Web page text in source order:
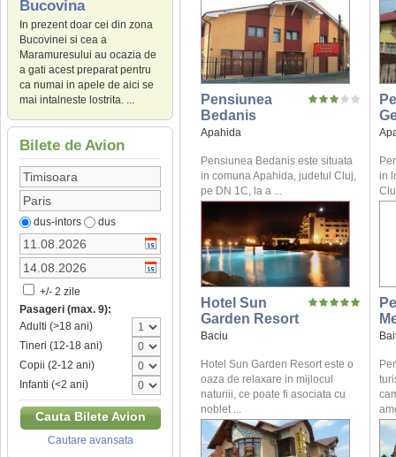
Bucovina
In prezent doar cei din zona
Bucovinei si cea a
Maramuresului au ocazia de
a gati acest preparat pentru
ca numai in apele de aici se
mai intalneste lostrita. ...
Bilete de Avion
dus-intors dus
+/- 2 zile
Pasageri (max. 9):
Adulti (>18 ani)
Tineri (12-18 ani)
Copii (2-12 ani)
Infanti (<2 ani)
Cauta Bilete Avion
Cautare avansata
Pensiunea
Bedanis
Apahida
Pensiunea Bedanis este situata
in comuna Apahida, judetul Cluj,
pe DN 1C, la a ...
in
Hotel Sun
Garden Resort
Baciu
Hotel Sun Garden Resort este o
oaza de relaxare in mijlocul
naturiii, ce poate fi asociata cu
noblet ...